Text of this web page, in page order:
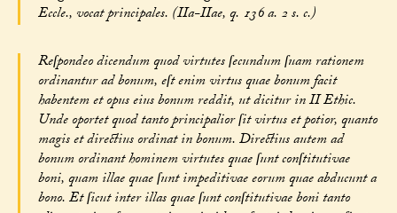
Eccle., vocat principales. (IIa-IIae, q. 136 a. 2 s. c.)
Reſpondeo dicendum quod virtutes ſecundum ſuam rationem
ordinantur ad bonum, eſt enim virtus quae bonum facit
habentem et opus eius bonum reddit, ut dicitur in II Ethic.
Unde oportet quod tanto principalior ſit virtus et potior, quanto
magis et directius ordinat in bonum. Directius autem ad
bonum ordinant hominem virtutes quae ſunt conſtitutivae
boni, quam illae quae ſunt impeditivae eorum quae abducunt a
bono. Et ſicut inter illas quae ſunt conſtitutivae boni tanto